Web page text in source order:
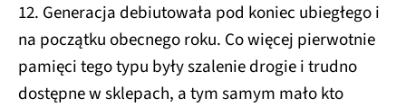
12. Generacja debiutowała pod koniec ubiegłego i
na początku obecnego roku. Co więcej pierwotnie
pamięci tego typu były szalenie drogie i trudno
dostępne w sklepach, a tym samym mało kto